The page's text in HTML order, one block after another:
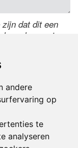
andere
op
te
analyseren
dat dit een
code over in